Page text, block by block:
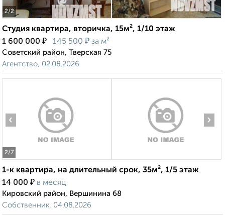
2/2
Студия квартира, вторичка, 15м², 1/10 этаж
1 600 000 ₽ 145 500 ₽ за м²
Советский район, Тверская 75
Агентство, 02.08.2026
2/7
‹ ›
1-к квартира, на длительный срок, 35м², 1/5 этаж
14 000 ₽ в месяц
Кировский район, Вершинина 68
Собственник, 04.08.2026